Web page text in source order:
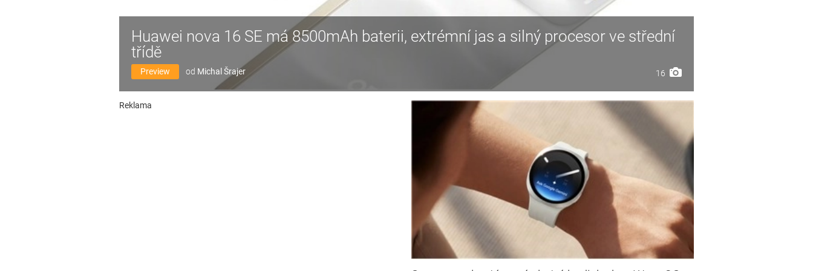
Huawei nova 16 SE má 8500mAh baterii, extrémní jas a silný procesor ve střední
třídě
Preview od Michal Šrajer 16
Reklama